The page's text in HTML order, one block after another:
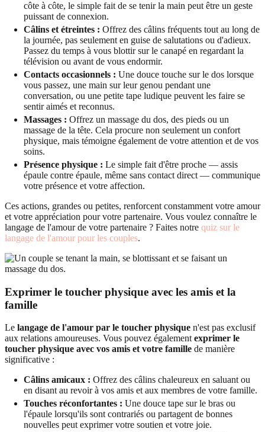
côte à côte, le simple fait de se tenir la main peut être un geste
puissant de connexion.
Câlins et étreintes : Offrez des câlins fréquents tout au long de
la journée, pas seulement en guise de salutations ou d'adieux.
Passez du temps à vous blottir sur le canapé en regardant la
télévision ou avant de vous endormir.
Contacts occasionnels : Une douce touche sur le dos lorsque
vous passez, une main sur leur genou pendant une
conversation, ou une petite tape ludique peuvent les faire se
sentir aimés et reconnus.
Massages : Offrez un massage du dos, des pieds ou un
massage de la tête. Cela procure non seulement un confort
physique, mais témoigne également de votre attention et de vos
soins.
Présence physique : Le simple fait d'être proche — assis
épaule contre épaule, même sans contact direct — communique
votre présence et votre affection.
Ces actions, grandes ou petites, renforcent constamment votre amour
et votre appréciation pour votre partenaire. Vous voulez connaître le
langage de l'amour de votre partenaire ? Faites notre quiz sur le
langage de l'amour pour les couples.
Exprimer le toucher physique avec les amis et la
famille
Le langage de l'amour par le toucher physique n'est pas exclusif
aux relations amoureuses. Vous pouvez également exprimer le
toucher physique avec vos amis et votre famille de manière
significative :
Câlins amicaux : Offrez des câlins chaleureux en saluant ou
en disant au revoir à vos amis et aux membres de votre famille.
Touches réconfortantes : Une douce tape sur le bras ou
l'épaule lorsqu'ils sont contrariés ou partagent de bonnes
nouvelles peut exprimer votre soutien et votre joie.